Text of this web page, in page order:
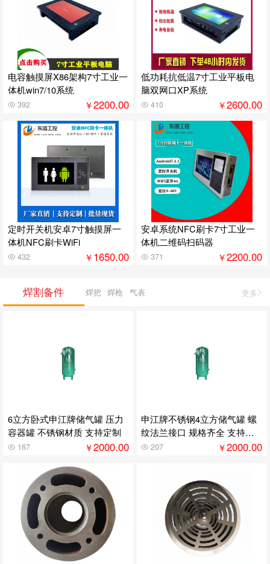
电容触摸屏X86架构7寸工业一
体机win7/10系统
392 ￥2200.00
低功耗抗低温7寸工业平板电
脑双网口XP系统
410 ￥2600.00
定时开关机安卓7寸触摸屏一
体机NFC刷卡WiFi
432 ￥1650.00
安卓系统NFC刷卡7寸工业一
体机二维码扫码器
371 ￥2200.00
焊割备件 焊把 焊枪 气表 更多
6立方卧式申江牌储气罐 压力
容器罐 不锈钢材质 支持定制
167 ￥2000.00
申江牌不锈钢4立方储气罐 螺
纹法兰接口 规格齐全 支持定
制 207 ￥2000.00